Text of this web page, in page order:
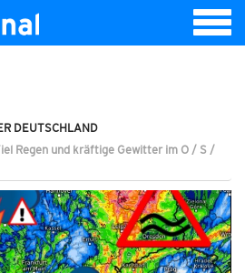
DEUTSCHLAND
Regen und kräftige Gewitter im O / S /